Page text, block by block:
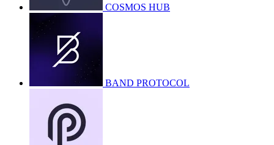
COSMOS HUB
BAND PROTOCOL